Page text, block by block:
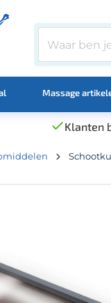
Massage
Klanten